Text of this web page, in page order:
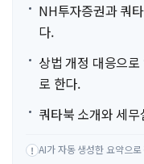
NH투자증권과 쿼
다.
상법 개정 대응으
로 한다.
쿼타북 소개와 세
! AI가 자동 생성한 요약으